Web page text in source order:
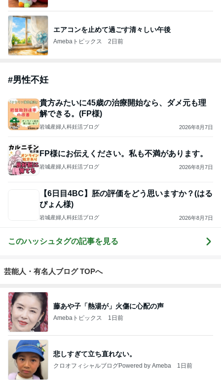
エアコンを止めて過ごす清々しい午後
Amebaトピックス 2日前
#男性不妊
貴方みたいに45歳の治療開始なら、ダメ元も理
解できる。(FP様)
岩城産婦人科妊活ブログ 2026年8月7日
FP様にお伝えください。私も不満があります。
岩城産婦人科妊活ブログ 2026年8月7日
【6日目4BC】胚の評価をどう思いますか？(はる
ぴょん様)
岩城産婦人科妊活ブログ 2026年8月7日
このハッシュタグの記事を見る
芸能人・有名人ブログ TOPへ
藤あや子「熱湯が」火傷に心配の声
Amebaトピックス 1日前
悲しすぎて立ち直れない。
クロオフィシャルブログPowered by Ameba 1日前